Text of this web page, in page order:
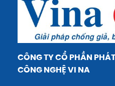
CÔNG TY CỔ PHẦN
CÔNG NGHỆ VI NA